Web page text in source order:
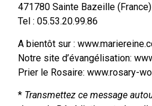
471780 Sainte Bazeille (France)
Tel : 05.53.20.99.86
A bientôt sur :
Notre site d’évangélisation:
Prier le Rosaire: www.rosary-
* Transmettez ce message